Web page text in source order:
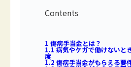
Contents
1 傷病手当金とは？
1.1病気やケガで働けないと
度
1.2 傷病手当金がもらえる要